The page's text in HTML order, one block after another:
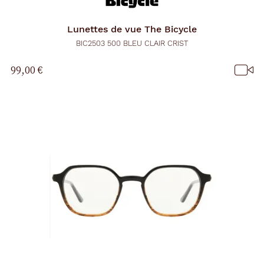
Lunettes de vue The Bicycle
BIC2503 500 BLEU CLAIR CRIST
99,00 €